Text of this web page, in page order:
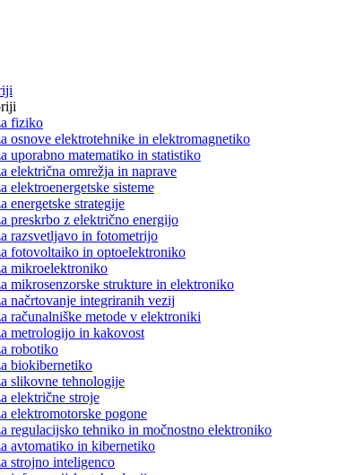
fiziko
osnove elektrotehnike in elektromagnetiko
uporabno matematiko in statistiko
električna omrežja in naprave
elektroenergetske sisteme
energetske strategije
preskrbo z električno energijo
razsvetljavo in fotometrijo
fotovoltaiko in optoelektroniko
mikroelektroniko
mikrosenzorske strukture in elektroniko
načrtovanje integriranih vezij
računalniške metode v elektroniki
metrologijo in kakovost
robotiko
biokibernetiko
slikovne tehnologije
električne stroje
elektromotorske pogone
regulacijsko tehniko in močnostno elektroniko
avtomatiko in kibernetiko
strojno inteligenco